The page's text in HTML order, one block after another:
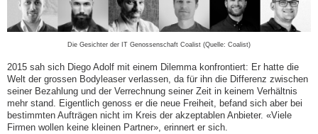
Die Gesichter der IT Genossenschaft Coalist (Quelle: Coalist)
2015 sah sich Diego Adolf mit ­einem Dilemma konfrontiert: Er hatte die
Welt der grossen Bodyleaser verlassen, da für ihn die Differenz zwischen
seiner Bezahlung und der Verrechnung seiner Zeit in keinem Verhältnis
mehr stand. Eigentlich genoss er die neue Freiheit, befand sich aber bei
bestimmten Aufträgen nicht im Kreis der akzeptablen Anbieter. «Viele
Firmen wollen keine kleinen Partner», erinnert er sich.